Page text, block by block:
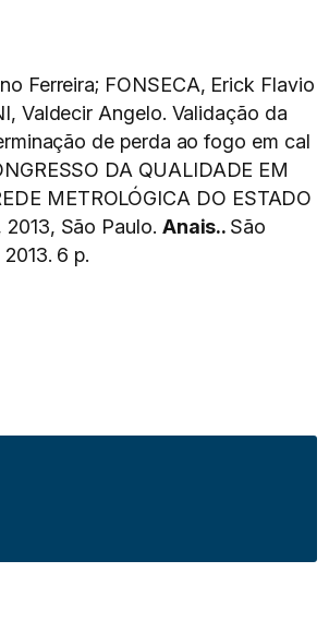
Ferreira; FONSECA, Erick Flavio
Valdecir Angelo. Validação da
de perda ao fogo em cal
DA QUALIDADE EM
METROLÓGICA DO ESTADO
2013, São Paulo. Anais.. São
6 p.